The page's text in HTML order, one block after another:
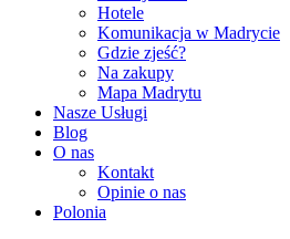
Hotele
Komunikacja w Madrycie
Gdzie zjeść?
Na zakupy
Mapa Madrytu
Nasze Usługi
Blog
O nas
Kontakt
Opinie o nas
Polonia